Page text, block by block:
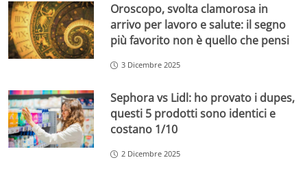
Oroscopo, svolta clamorosa in
arrivo per lavoro e salute: il segno
più favorito non è quello che pensi
3 Dicembre 2025
Sephora vs Lidl: ho provato i dupes,
questi 5 prodotti sono identici e
costano 1/10
2 Dicembre 2025